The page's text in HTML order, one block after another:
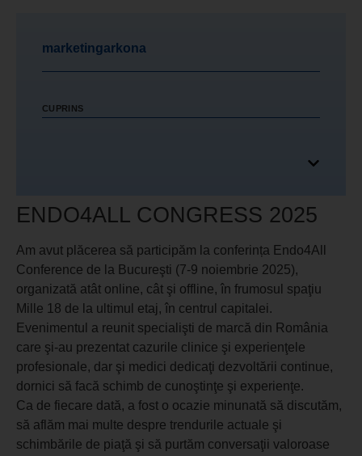
marketingarkona
CUPRINS
ENDO4ALL CONGRESS 2025
Am avut plăcerea să participăm la conferința Endo4All
Conference de la Bucureşti (7-9 noiembrie 2025),
organizată atât online, cât şi offline, în frumosul spaţiu
Mille 18 de la ultimul etaj, în centrul capitalei.
Evenimentul a reunit specialişti de marcă din România
care şi-au prezentat cazurile clinice şi experienţele
profesionale, dar şi medici dedicaţi dezvoltării continue,
dornici să facă schimb de cunoştinţe şi experienţe.
Ca de fiecare dată, a fost o ocazie minunată să discutăm,
să aflăm mai multe despre trendurile actuale şi
schimbările de piaţă şi să purtăm conversaţii valoroase